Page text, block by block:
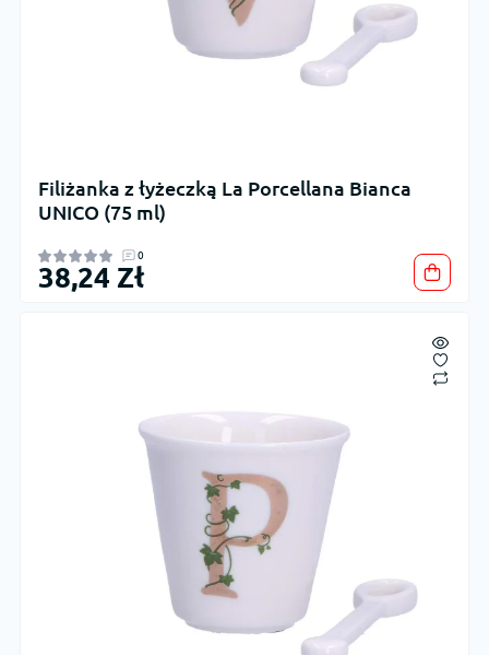
Filiżanka z łyżeczką La Porcellana Bianca
UNICO (75 ml)
0
38,24 Zł